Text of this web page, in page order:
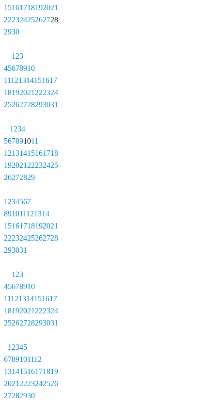
15161718192021
22232425262728
2930
1 23
45678910
11121314151617
18192021 222324
25262728293031
1 234
567891011
12131415161718
192021 22232425
26272829
1 234567
891011121314
15161718192021
22232425262728
293031
1 23
45678910
11121314151617
18192021 222324
25262728293031
1 2345
6789101112
13141516171819
2021 2223242526
27282930